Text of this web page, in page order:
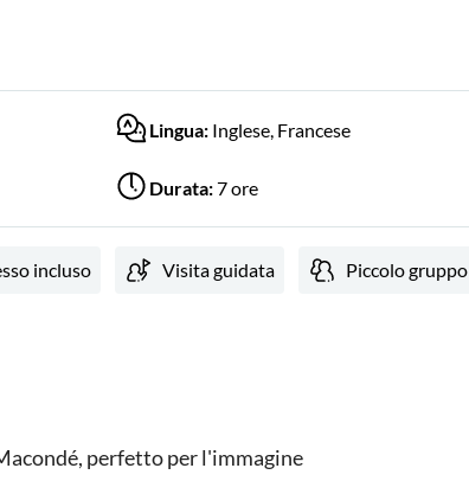
Lingua: Inglese, Francese
Durata:7 ore
incluso Visita guidata Piccolo gruppo
perfetto per l'immagine